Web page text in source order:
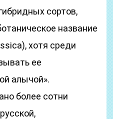
сортов,
название
хотя среди
ее
алычой».
более сотни